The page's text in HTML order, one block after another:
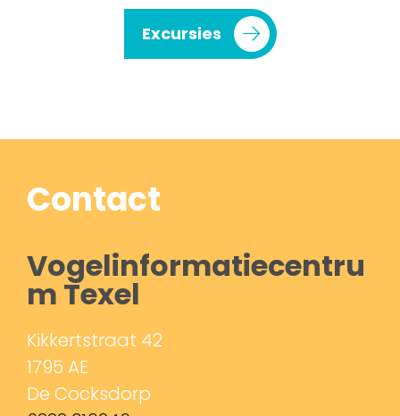
Excursies
Contact
Vogelinformatiecentru
m Texel
Kikkertstraat 42
1795 AE
De Cocksdorp